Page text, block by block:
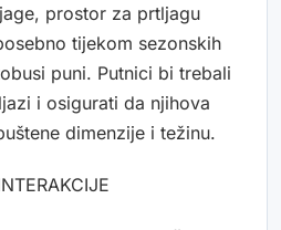
prostor za prtljagu
tijekom sezonskih
puni. Putnici bi trebali
i osigurati da njihova
dimenzije i težinu.